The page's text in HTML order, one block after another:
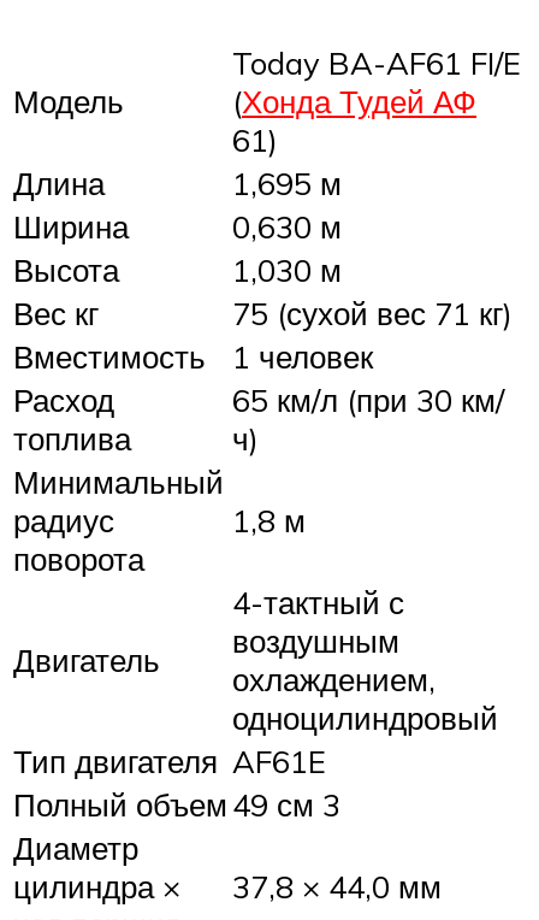
Модель
Today BA-AF61 FI/E
(Хонда Тудей АФ
61)
Длина
1,695 м
Ширина
0,630 м
Высота
1,030 м
Вес кг
75 (сухой вес 71 кг)
Вместимость
1 человек
Расход
топлива
65 км/л (при 30 км/
ч)
Минимальный
радиус
поворота
1,8 м
Двигатель
4-тактный с
воздушным
охлаждением,
одноцилиндровый
Тип двигателя AF61E
Полный объем 49 см 3
Диаметр
цилиндра ×
37,8 × 44,0 мм